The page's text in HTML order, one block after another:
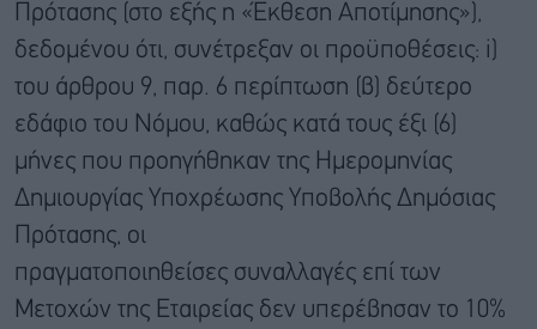
Πρότασης (στο εξής η «Έκθεση Αποτίμησης»),
δεδομένου ότι, συνέτρεξαν οι προϋποθέσεις: i)
του άρθρου 9, παρ. 6 περίπτωση (β) δεύτερο
εδάφιο του Νόμου, καθώς κατά τους έξι (6)
μήνες που προηγήθηκαν της Ημερομηνίας
Δημιουργίας Υποχρέωσης Υποβολής Δημόσιας
Πρότασης, οι
πραγματοποιηθείσες συναλλαγές επί των
Μετοχών της Εταιρείας δεν υπερέβησαν το 10%